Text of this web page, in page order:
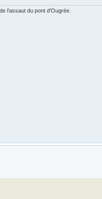
l'assaut du pont d'Ougrée.